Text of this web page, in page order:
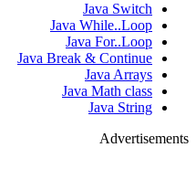
Java
Java
Java
Java Break &
Java